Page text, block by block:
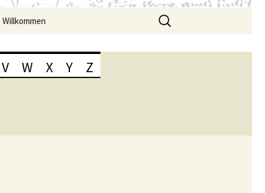
Willkommen
Suchen
nach:
V W X Y Z